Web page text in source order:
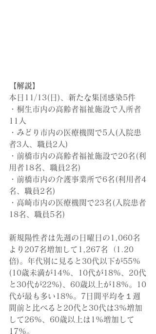
【解説】
本日11/13(日)
、新たな集団感染5件
・桐生市内の高齢者福祉施設で入所者
11人
・みどり市内の医療機関で5人(入院患
者3人、職員2人)
・前橋市内の高齢者福祉施設で20名(利
用者18名、職員2名)
・前橋市内の介護事業所で6名(利用者4
名、職員2名)
・高崎市内の医療機関で23名(入院患者
18名、職員5名)
新規陽性者は先週の日曜日の1,060名
より207名増加して1,267名（1.20
倍)。年代別に見ると30代以下が55%
(10歳未満が14%、10代が18%、20代
と30代が22%)、60歳以上が18%。10
代が最も多い18%。7日間平均を１週
間前と比べると20代と30代は3%増加
して26%、60歳以上は1%増加して
17%。